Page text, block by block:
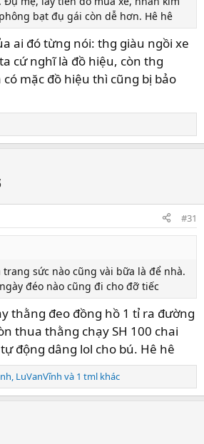
bạt đụ gái còn dễ hơn. Hê hê
ai đó từng nói: thg giàu ngồi xe
cứ nghĩ là đồ hiệu, còn thg
mặc đồ hiệu thì cũng bị bảo
#31
sức nào cũng vài bữa là để nhà.
đéo nào cũng đi cho đỡ tiếc
thằng đeo đồng hồ 1 tỉ ra đường
thua thằng chạy SH 100 chai
động dâng lol cho bú. Hê hê
, LuVanVĩnh và 1 tml khác